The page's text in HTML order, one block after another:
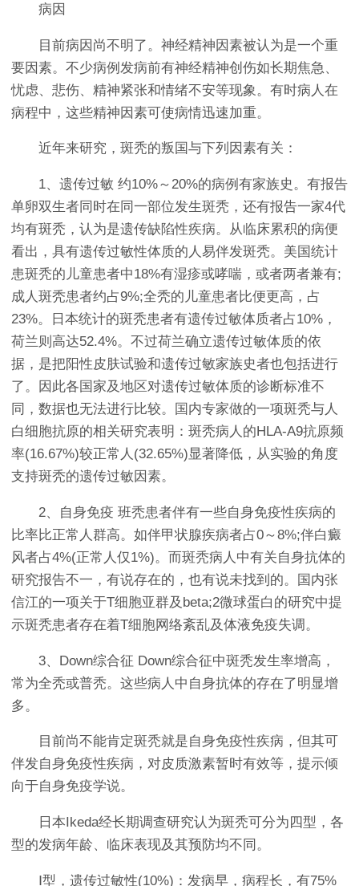
病因
目前病因尚不明了。神经精神因素被认为是一个重
要因素。不少病例发病前有神经精神创伤如长期焦急、
忧虑、悲伤、精神紧张和情绪不安等现象。有时病人在
病程中，这些精神因素可使病情迅速加重。
近年来研究，斑秃的叛国与下列因素有关：
1、遗传过敏 约10%～20%的病例有家族史。有报告
单卵双生者同时在同一部位发生斑秃，还有报告一家4代
均有斑秃，认为是遗传缺陷性疾病。从临床累积的病便
看出，具有遗传过敏性体质的人易伴发斑秃。美国统计
患斑秃的儿童患者中18%有湿疹或哮喘，或者两者兼有;
成人斑秃患者约占9%;全秃的儿童患者比便更高，占
23%。日本统计的斑秃患者有遗传过敏体质者占10%，
荷兰则高达52.4%。不过荷兰确立遗传过敏体质的依
据，是把阳性皮肤试验和遗传过敏家族史者也包括进行
了。因此各国家及地区对遗传过敏体质的诊断标准不
同，数据也无法进行比较。国内专家做的一项斑秃与人
白细胞抗原的相关研究表明：斑秃病人的HLA-A9抗原频
率(16.67%)较正常人(32.65%)显著降低，从实验的角度
支持斑秃的遗传过敏因素。
2、自身免疫 班秃患者伴有一些自身免疫性疾病的
比率比正常人群高。如伴甲状腺疾病者占0～8%;伴白癜
风者占4%(正常人仅1%)。而斑秃病人中有关自身抗体的
研究报告不一，有说存在的，也有说未找到的。国内张
信江的一项关于T细胞亚群及beta;2微球蛋白的研究中提
示斑秃患者存在着T细胞网络紊乱及体液免疫失调。
3、Down综合征 Down综合征中斑秃发生率增高，
常为全秃或普秃。这些病人中自身抗体的存在了明显增
多。
目前尚不能肯定斑秃就是自身免疫性疾病，但其可
伴发自身免疫性疾病，对皮质激素暂时有效等，提示倾
向于自身免疫学说。
日本Ikeda经长期调查研究认为斑秃可分为四型，各
型的发病年龄、临床表现及其预防均不同。
Ⅰ型，遗传过敏性(10%)：发病早，病程长，有75%